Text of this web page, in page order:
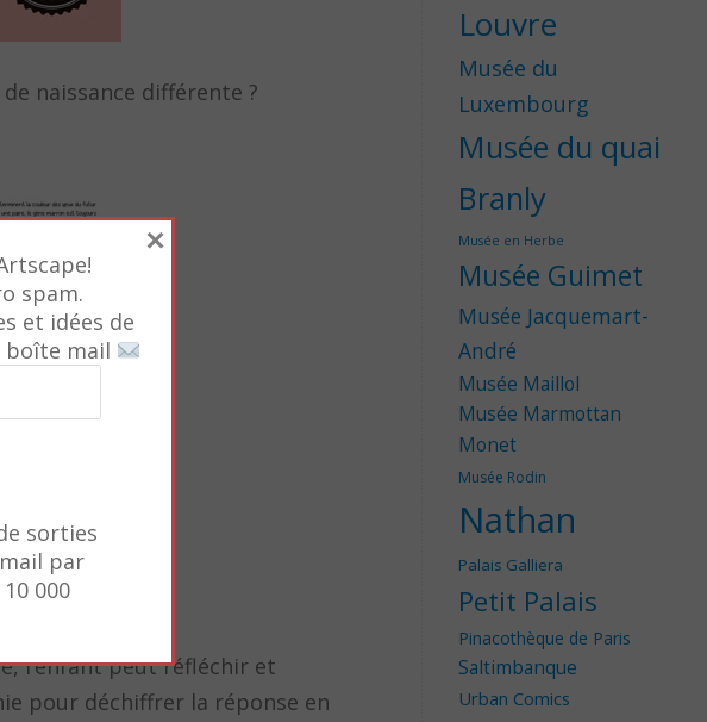
naissance différente ?
l’enfant peut réfléchir et
pour déchiffrer la réponse en
Louvre
Musée du
Luxembourg
Musée du quai
Branly
Musée en Herbe
Musée Guimet
Musée Jacquemart-
André
Musée Maillol
Musée Marmottan
Monet
Musée Rodin
Nathan
Palais Galliera
Petit Palais
Pinacothèque de Paris
Saltimbanque
Urban Comics
spam.
et idées de
boîte mail
sorties
par
000
×